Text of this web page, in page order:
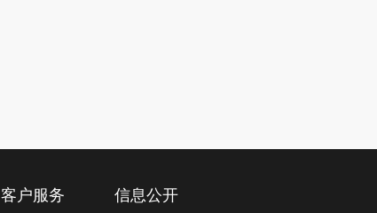
客户服务 信息公开